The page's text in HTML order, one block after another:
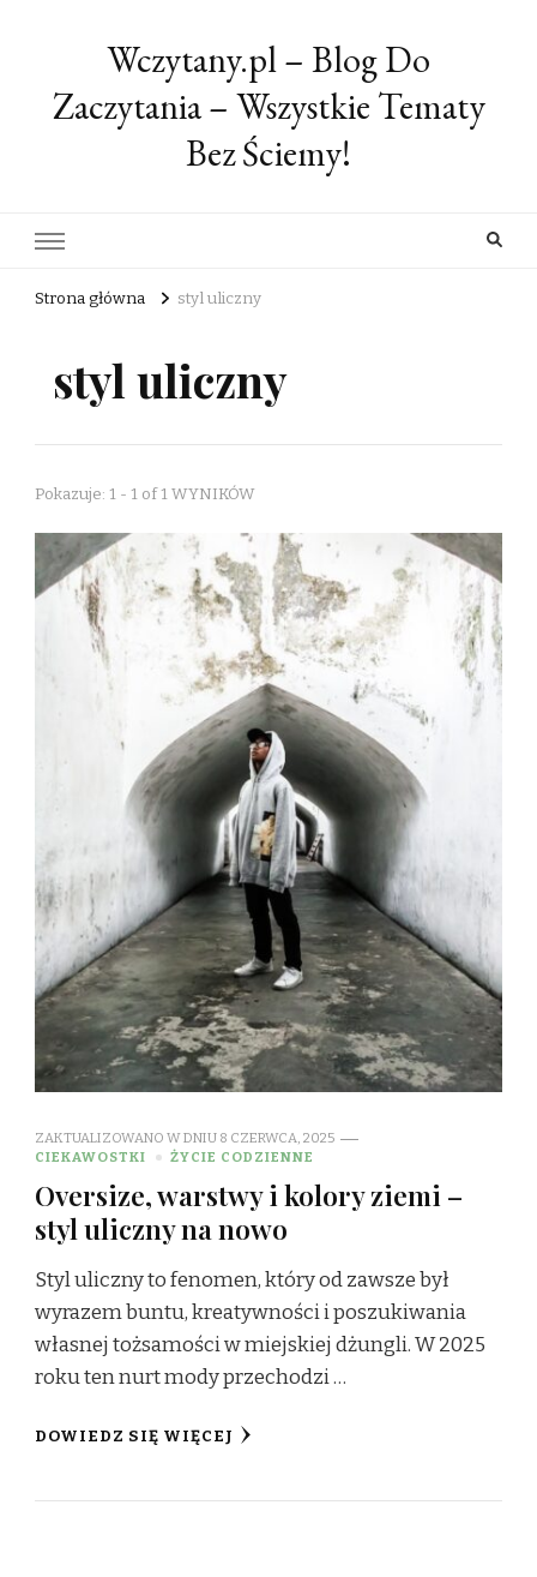
Wczytany.pl – Blog Do
Zaczytania – Wszystkie Tematy
Bez Ściemy!
Strona główna styl uliczny
styl uliczny
Pokazuje: 1 - 1 of 1 WYNIKÓW
ZAKTUALIZOWANO W DNIU 8 CZERWCA, 2025
CIEKAWOSTKI
ŻYCIE CODZIENNE
Oversize, warstwy i kolory ziemi –
styl uliczny na nowo
Styl uliczny to fenomen, który od zawsze był
wyrazem buntu, kreatywności i poszukiwania
własnej tożsamości w miejskiej dżungli. W 2025
roku ten nurt mody przechodzi …
DOWIEDZ SIĘ WIĘCEJ